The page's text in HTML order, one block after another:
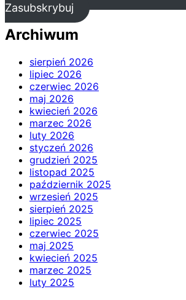
Zasubskrybuj
Archiwum
sierpień 2026
lipiec 2026
czerwiec 2026
maj 2026
kwiecień 2026
marzec 2026
luty 2026
styczeń 2026
grudzień 2025
listopad 2025
październik 2025
wrzesień 2025
sierpień 2025
lipiec 2025
czerwiec 2025
maj 2025
kwiecień 2025
marzec 2025
luty 2025